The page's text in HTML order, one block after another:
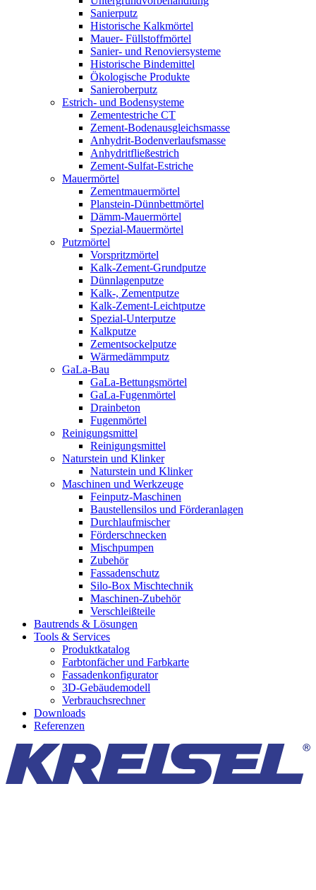
Sanierputz
Historische Kalkmörtel
Mauer- Füllstoffmörtel
Sanier- und Renoviersysteme
Historische Bindemittel
Ökologische Produkte
Sanieroberputz
Estrich- und Bodensysteme
Zementestriche CT
Zement-Bodenausgleichsmasse
Anhydrit-Bodenverlaufsmasse
Anhydritfließestrich
Zement-Sulfat-Estriche
Mauermörtel
Zementmauermörtel
Planstein-Dünnbettmörtel
Dämm-Mauermörtel
Spezial-Mauermörtel
Putzmörtel
Vorspritzmörtel
Kalk-Zement-Grundputze
Dünnlagenputze
Kalk-, Zementputze
Kalk-Zement-Leichtputze
Spezial-Unterputze
Kalkputze
Zementsockelputze
Wärmedämmputz
GaLa-Bau
GaLa-Bettungsmörtel
GaLa-Fugenmörtel
Drainbeton
Fugenmörtel
Reinigungsmittel
Reinigungsmittel
Naturstein und Klinker
Naturstein und Klinker
Maschinen und Werkzeuge
Feinputz-Maschinen
Baustellensilos und Förderanlagen
Durchlaufmischer
Förderschnecken
Mischpumpen
Zubehör
Fassadenschutz
Silo-Box Mischtechnik
Maschinen-Zubehör
Verschleißteile
Bautrends & Lösungen
Tools & Services
Produktkatalog
Farbtonfächer und Farbkarte
Fassadenkonfigurator
3D-Gebäudemodell
Verbrauchsrechner
Downloads
Referenzen